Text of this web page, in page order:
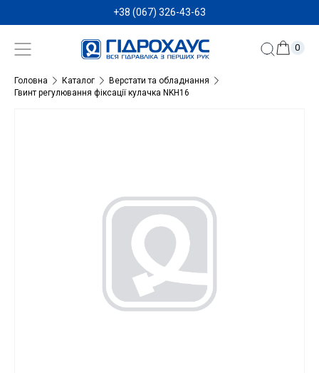
+38 (067) 326-43-63
0
Головна Каталог
Верстати та обладнання
Гвинт регулювання фіксації кулачка NKH16